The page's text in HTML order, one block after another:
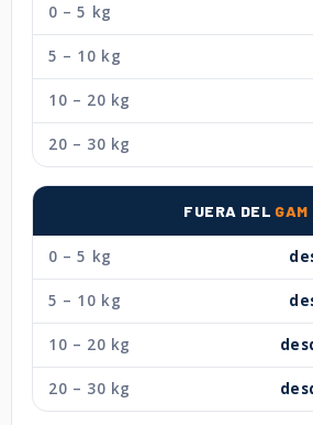
0 – 5 kg
5 – 10 kg
10 – 20 kg
20 – 30 kg
FUERA DEL GAM
0 – 5 kg
5 – 10 kg
10 – 20 kg
20 – 30 kg